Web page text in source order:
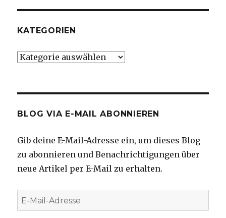
KATEGORIEN
Kategorien
BLOG VIA E-MAIL ABONNIEREN
Gib deine E-Mail-Adresse ein, um dieses Blog
zu abonnieren und Benachrichtigungen über
neue Artikel per E-Mail zu erhalten.
E-
Mail-